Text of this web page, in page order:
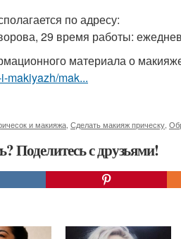
по адресу:
29 время работы:
материала о
makiyazh/mak...
и макияжа Сделать макияж прическу
Поделитесь с друзьями!